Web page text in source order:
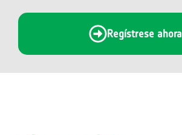
Regístrese ahora